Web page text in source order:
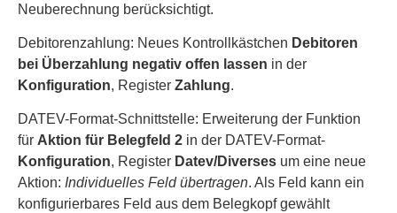
Neuberechnung berücksichtigt.
Debitorenzahlung: Neues Kontrollkästchen Debitoren
bei Überzahlung negativ offen lassen in der
Konfiguration, Register Zahlung.
DATEV-Format-Schnittstelle: Erweiterung der Funktion
für Aktion für Belegfeld 2 in der DATEV-Format-
Konfiguration, Register Datev/Diverses um eine neue
Aktion: Individuelles Feld übertragen. Als Feld kann ein
konfigurierbares Feld aus dem Belegkopf gewählt